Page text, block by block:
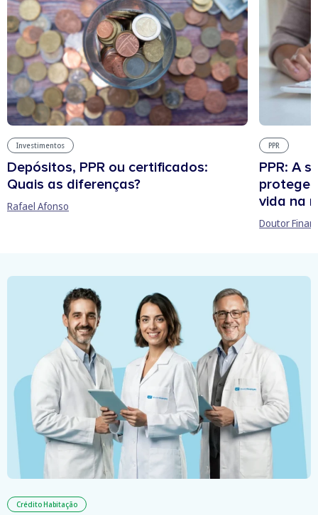
Investimentos
Depósitos, PPR ou certificados:
Quais as diferenças?
Rafael Afonso
PPR
PPR: A
protege
vida na
Doutor
Crédito Habitação